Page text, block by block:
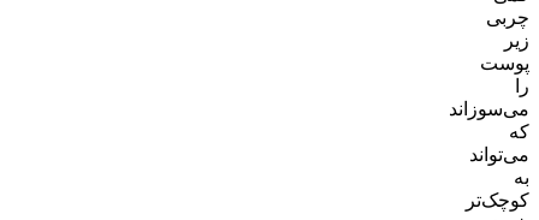
چربی
زیر
پوست
را
می‌سوزاند
که
می‌تواند
به
کوچک‌تر